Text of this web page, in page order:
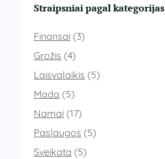
Straipsniai pagal kategorijas
Finansai (3)
Grožis (4)
Laisvalaikis (5)
Mada (5)
Namai (17)
Paslaugos (5)
Sveikata (5)